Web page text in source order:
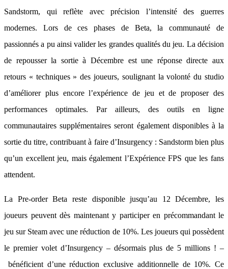
Sandstorm, qui reflète avec précision l’intensité des guerres
modernes. Lors de ces phases de Beta, la communauté de
passionnés a pu ainsi valider les grandes qualités du jeu. La décision
de repousser la sortie à Décembre est une réponse directe aux
retours « techniques » des joueurs, soulignant la volonté du studio
d’améliorer plus encore l’expérience de jeu et de proposer des
performances optimales. Par ailleurs, des outils en ligne
communautaires supplémentaires seront également disponibles à la
sortie du titre, contribuant à faire d’Insurgency : Sandstorm bien plus
qu’un excellent jeu, mais également l’Expérience FPS que les fans
attendent.
La Pre-order Beta reste disponible jusqu’au 12 Décembre, les
joueurs peuvent dès maintenant y participer en précommandant le
jeu sur Steam avec une réduction de 10%. Les joueurs qui possèdent
le premier volet d’Insurgency – désormais plus de 5 millions ! –
bénéficient d’une réduction exclusive additionnelle de 10%. Ce